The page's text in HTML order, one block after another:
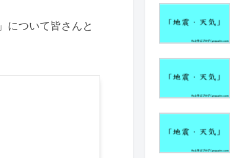
」について皆さんと